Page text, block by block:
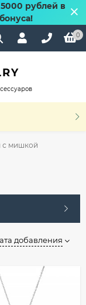
рублей в
0
с мишкой
добавления